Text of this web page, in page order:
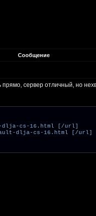
Сообщение
сервер отличный, но
dlja-cs-16.html [/url]
dlja-cs-16.html [/url]